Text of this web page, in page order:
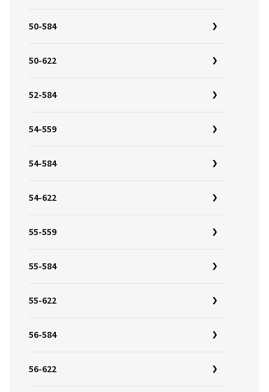
50-584
50-622
52-584
54-559
54-584
54-622
55-559
55-584
55-622
56-584
56-622